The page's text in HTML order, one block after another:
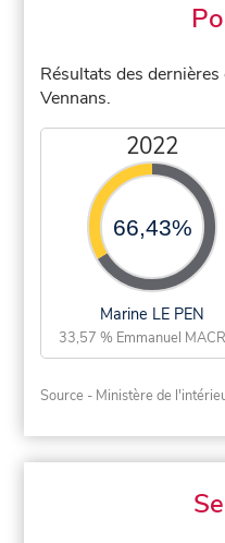
Résultats des
Vennans.
2022
66,43%
Marine LE PEN
33,57 % Emmanuel
Source - Ministère de